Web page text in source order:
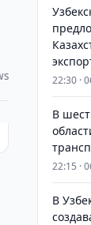
22:30 ·
В
22:15 ·
В